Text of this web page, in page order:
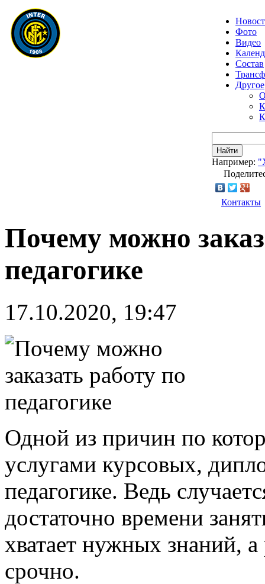
Фото
Видео
Состав
Другое
Найти
Например:
Контакты
Почему можно
педагогике
17.10.2020, 19:47
Одной из причин по
услугами курсовых,
педагогике. Ведь
достаточно времени
хватает нужных знаний,
срочно.